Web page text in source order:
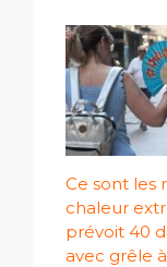
Ce sont les
chaleur
prévoit 40
avec grêle